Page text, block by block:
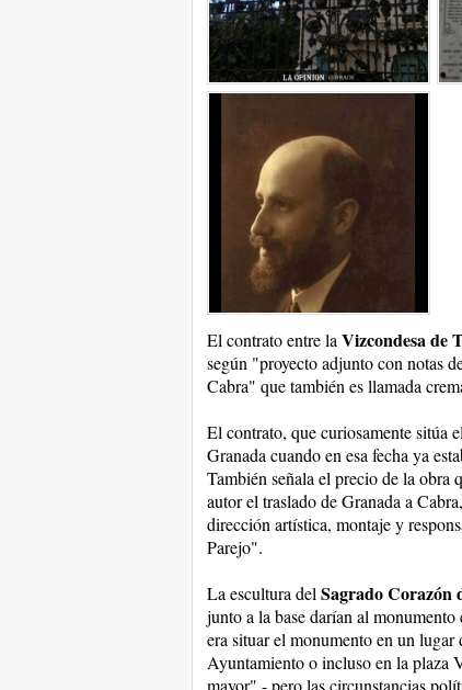
El contrato entre la Vizcondesa de
según "proyecto adjunto con notas
Cabra" que también es llamada
El contrato, que curiosamente sitúa
Granada cuando en esa fecha ya
También señala el precio de la obra
autor el traslado de Granada a
dirección artística, montaje y
Parejo".
La escultura del Sagrado Corazón
junto a la base darían al
era situar el monumento en un
Ayuntamiento o incluso en la plaza
mayor" - pero las circunstancias